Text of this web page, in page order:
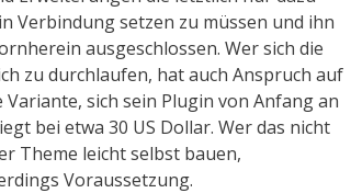
Verbindung setzen zu müssen und ihn
ausgeschlossen. Wer sich die
zu durchlaufen, hat auch Anspruch auf
sich sein Plugin von Anfang an
bei etwa 30 US Dollar. Wer das nicht
Theme leicht selbst bauen,
Voraussetzung.